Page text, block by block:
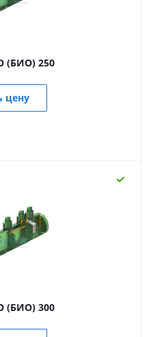
(БИО) 250
цену
(БИО) 300